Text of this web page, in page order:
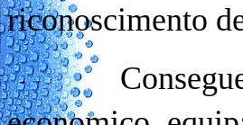
riconoscimento
Consegue a